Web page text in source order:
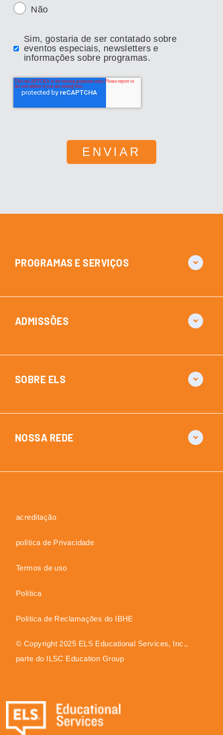
Não
Sim, gostaria de ser contatado sobre
eventos especiais, newsletters e
informações sobre programas.
PROGRAMAS E SERVIÇOS
ADMISSÕES
SOBRE ELS
NOSSA REDE
acreditação
política de Privacidade
Termos de uso
Política
Política de Reclamações do IBHE
© Copyright 2025 ELS Educational Services, Inc.,
parte do ILSC Education Group